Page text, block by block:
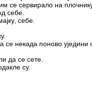
се сервирало на
себе.
себе.
се некада поново
да се сете.
су.